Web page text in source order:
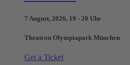
7 August, 2026, 19 - 20 Uhr
Theatron Olympiapark München
Get a Ticket